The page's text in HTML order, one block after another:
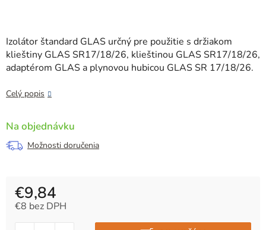
Izolátor štandard GLAS určný pre použitie s držiakom
klieštiny GLAS SR17/18/26, klieštinou GLAS SR17/18/26,
adaptérom GLAS a plynovou hubicou GLAS SR 17/18/26.
Celý popis
Na objednávku
Možnosti doručenia
€9,84
€8 bez DPH